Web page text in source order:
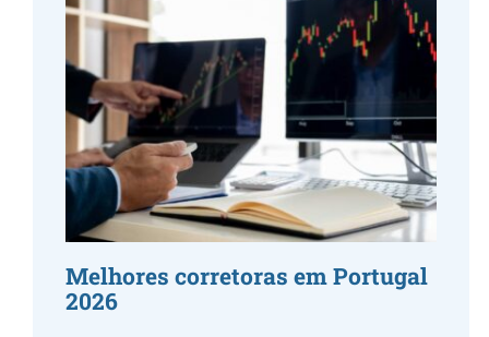
Melhores corretoras em Portugal
2026